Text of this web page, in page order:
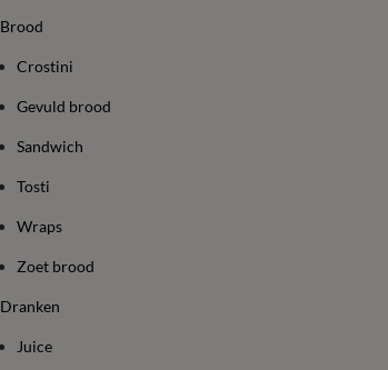
Brood
Crostini
Gevuld brood
Sandwich
Tosti
Wraps
Zoet brood
Dranken
Juice